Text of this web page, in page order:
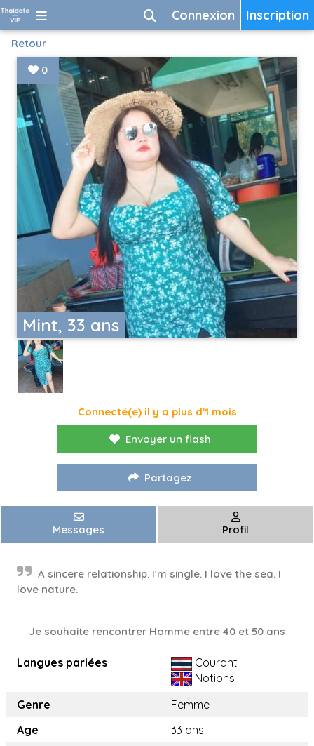
Inscription
Connexion
Retour
Mint, 33 ans
0
Connecté(e) il y a plus d'1 mois
Envoyer un flash
Partagez
Messages Profil
A sincere relationship. I'm single. I love the sea. I
love nature.
Je souhaite rencontrer Homme entre 40 et 50 ans
Langues parlées
Courant
Notions
Genre
Femme
Age
33 ans